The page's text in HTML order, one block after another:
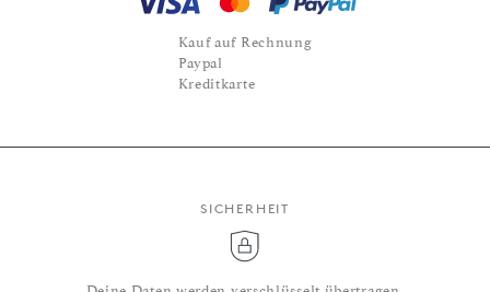
Kauf auf Rechnung
Paypal
Kreditkarte
SICHERHEIT